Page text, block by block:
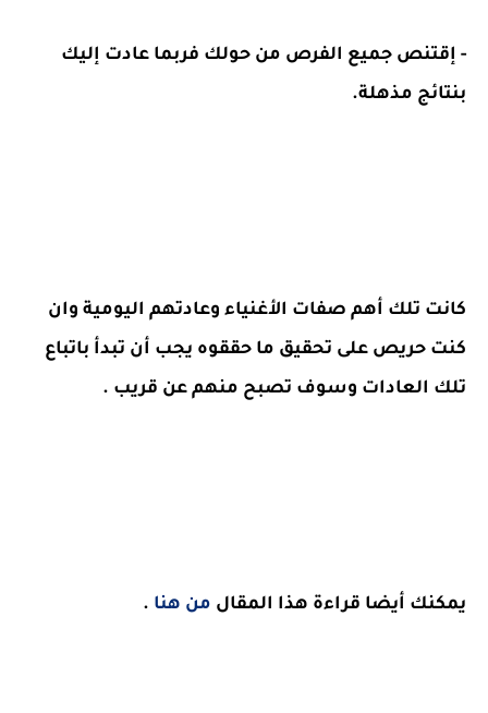
- إقتنص جميع الفرص من حولك فربما عادت إليك
بنتائج مذهلة.
كانت تلك أهم صفات الأغنياء وعادتهم اليومية وان
كنت حريص على تحقيق ما حققوه يجب أن تبدأ باتباع
تلك العادات وسوف تصبح منهم عن قريب .
يمكنك أيضا قراءة هذا المقال من هنا .